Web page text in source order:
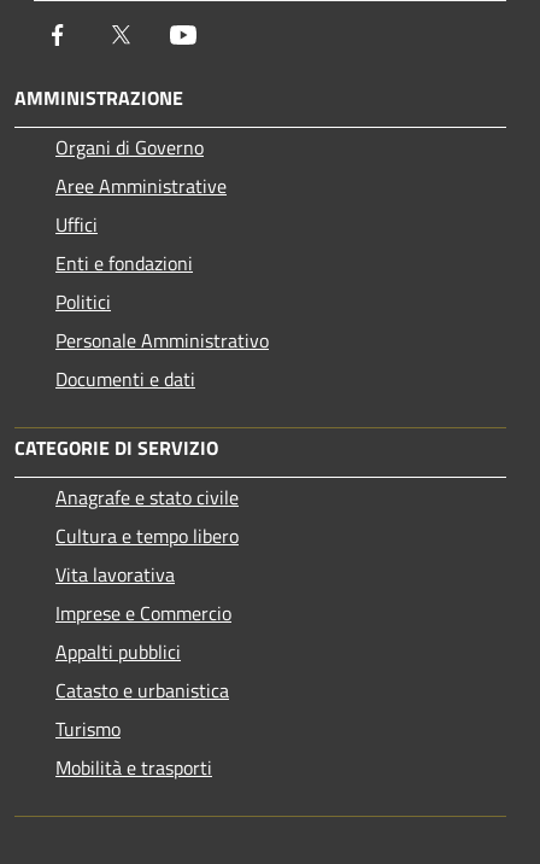
Facebook Twitter
AMMINISTRAZIONE
Organi di Governo
Aree Amministrative
Uffici
Enti e fondazioni
Politici
Personale Amministrativo
Documenti e dati
CATEGORIE DI SERVIZIO
Anagrafe e stato civile
Cultura e tempo libero
Vita lavorativa
Imprese e Commercio
Appalti pubblici
Catasto e urbanistica
Turismo
Mobilità e trasporti